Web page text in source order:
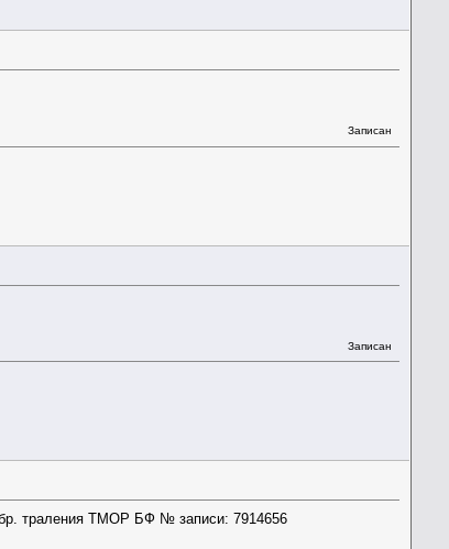
Записан
Записан
бр. траления ТМОР БФ № записи: 7914656